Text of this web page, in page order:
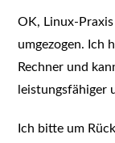
OK, Linux-
umgezogen. Ich
Rechner und
leistungsfähiger
Ich bitte um